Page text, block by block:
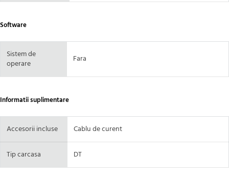
Software
Sistem de
operare
Fara
Informatii suplimentare
Accesorii incluse Cablu de curent
Tip carcasa DT